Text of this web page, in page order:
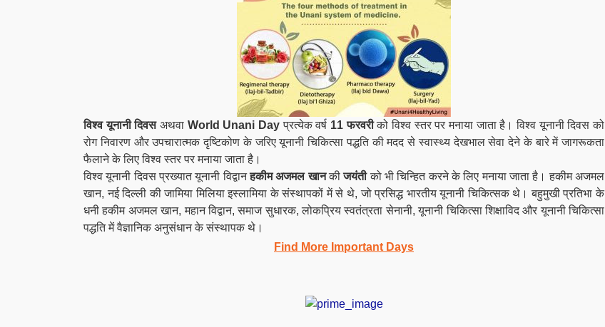
विश्व यूनानी दिवसअथवा World Unani Day प्रत्येक वर्ष 11 फरवरीको विश्व स्तर पर मनाया जाता है। विश्व यूनानी दिवस को
रोग निवारण और उपचारात्मक दृष्टिकोण के जरिए यूनानी चिकित्सा पद्धति की मदद से स्वास्थ्य देखभाल सेवा देने के बारे में जागरूकता
फैलाने के लिए विश्व स्तर पर मनाया जाता है।
विश्व यूनानी दिवस प्रख्यात यूनानी विद्वानहकीम अजमल खानकीजयंतीको भी चिन्हित करने के लिए मनाया जाता है। हकीम अजमल
खान, नई दिल्ली की जामिया मिलिया इस्लामिया के संस्थापकों में से थे, जो प्रसिद्ध भारतीय यूनानी चिकित्सक थे। बहुमुखी प्रतिभा के
धनी हकीम अजमल खान, महान विद्वान, समाज सुधारक, लोकप्रिय स्वतंत्रता सेनानी, यूनानी चिकित्सा शिक्षाविद और यूनानी चिकित्सा
पद्धति में वैज्ञानिक अनुसंधान के संस्थापक थे।
Find More Important Days